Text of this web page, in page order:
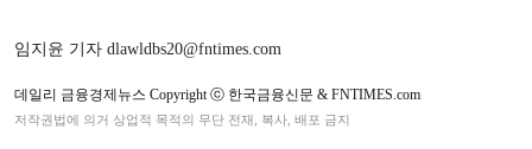
임지윤 기자 dlawldbs20@fntimes.com
데일리 금융경제뉴스 Copyright ⓒ 한국금융신문 & FNTIMES.com
저작권법에 의거 상업적 목적의 무단 전재, 복사, 배포 금지